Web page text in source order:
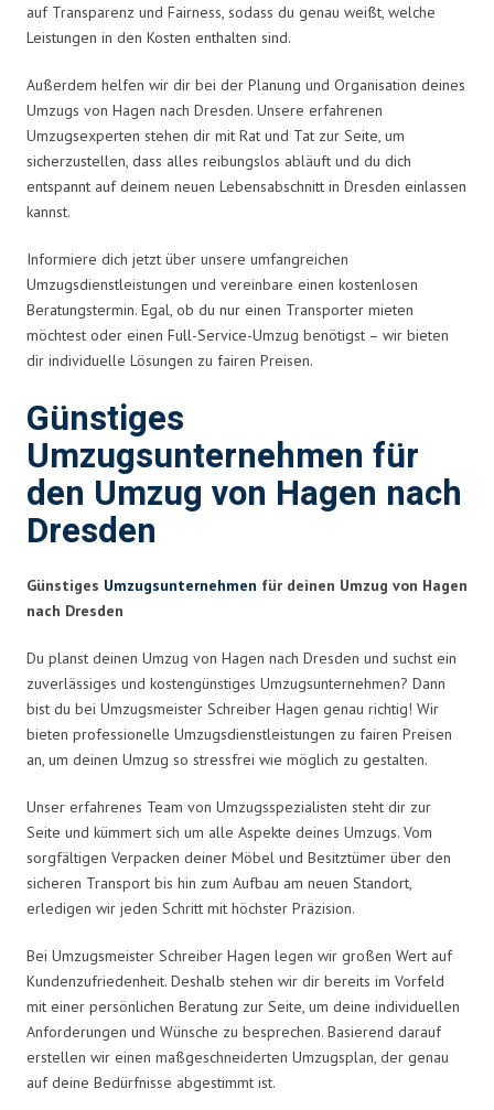
auf Transparenz und Fairness, sodass du genau weißt, welche
Leistungen in den Kosten enthalten sind.
Außerdem helfen wir dir bei der Planung und Organisation deines
Umzugs von Hagen nach Dresden. Unsere erfahrenen
Umzugsexperten stehen dir mit Rat und Tat zur Seite, um
sicherzustellen, dass alles reibungslos abläuft und du dich
entspannt auf deinem neuen Lebensabschnitt in Dresden einlassen
kannst.
Informiere dich jetzt über unsere umfangreichen
Umzugsdienstleistungen und vereinbare einen kostenlosen
Beratungstermin. Egal, ob du nur einen Transporter mieten
möchtest oder einen Full-Service-Umzug benötigst – wir bieten
dir individuelle Lösungen zu fairen Preisen.
Günstiges
Umzugsunternehmen für
den Umzug von Hagen nach
Dresden
Günstiges Umzugsunternehmen für deinen Umzug von Hagen
nach Dresden
Du planst deinen Umzug von Hagen nach Dresden und suchst ein
zuverlässiges und kostengünstiges Umzugsunternehmen? Dann
bist du bei Umzugsmeister Schreiber Hagen genau richtig! Wir
bieten professionelle Umzugsdienstleistungen zu fairen Preisen
an, um deinen Umzug so stressfrei wie möglich zu gestalten.
Unser erfahrenes Team von Umzugsspezialisten steht dir zur
Seite und kümmert sich um alle Aspekte deines Umzugs. Vom
sorgfältigen Verpacken deiner Möbel und Besitztümer über den
sicheren Transport bis hin zum Aufbau am neuen Standort,
erledigen wir jeden Schritt mit höchster Präzision.
Bei Umzugsmeister Schreiber Hagen legen wir großen Wert auf
Kundenzufriedenheit. Deshalb stehen wir dir bereits im Vorfeld
mit einer persönlichen Beratung zur Seite, um deine individuellen
Anforderungen und Wünsche zu besprechen. Basierend darauf
erstellen wir einen maßgeschneiderten Umzugsplan, der genau
auf deine Bedürfnisse abgestimmt ist.